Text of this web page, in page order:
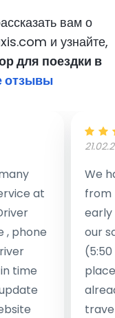
вам о
и узнайте,
для поездки в
отзывы
at
, phone
time
We
from
early
our